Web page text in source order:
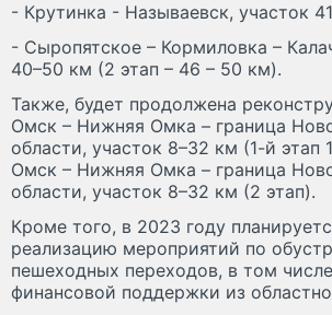
- Крутинка - Называевск, участок
- Сыропятское – Кормиловка –
40–50 км (2 этап – 46 – 50 км).
Также, будет продолжена
Омск – Нижняя Омка – граница
области, участок 8–32 км (1-й этап
Омск – Нижняя Омка – граница
области, участок 8–32 км (2 этап).
Кроме того, в 2023 году
реализацию мероприятий по
пешеходных переходов, в том
финансовой поддержки из